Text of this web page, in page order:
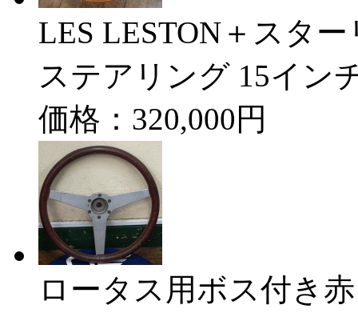
LES LESTON＋スタ
ステアリング 15イン
価格：320,000円
ロータス用ボス付き